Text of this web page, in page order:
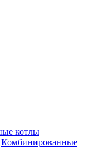
котлы
Комбинированные